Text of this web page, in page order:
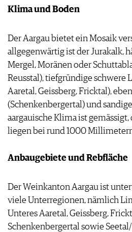
Klima und Boden
Der Aargau bietet ein Mosaik
allgegenwärtig ist der Jurakalk,
Mergel, Moränen oder
Reusstal), tiefgründige schwere
Aaretal, Geissberg, Fricktal),
(Schenkenbergertal) und
aargauische Klima ist
liegen bei rund 1000
Anbaugebiete und Rebfläche
Der Weinkanton Aargau ist
viele Unterregionen, nämlich
Unteres Aaretal, Geissberg,
Schenkenbergertal sowie